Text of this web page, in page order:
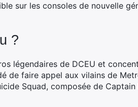
sur les consoles de nouvelle
?
légendaires de DCEU et
de faire appel aux vilains de
Squad, composée de